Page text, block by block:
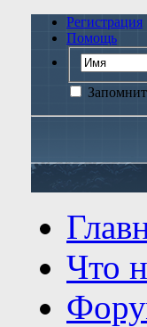
Регистрация
Помощь
Что